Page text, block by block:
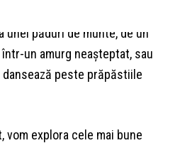
natural – fie că e vorba de
unei păduri de munte, de un
un amurg neașteptat, sau
peste prăpăstiile
explora cele mai bune